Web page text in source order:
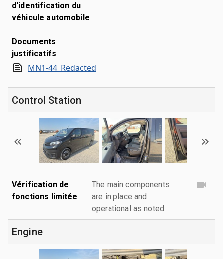
d'identification du
véhicule automobile
Documents
justificatifs
MN1-44_Redacted
Control Station
Vérification de
fonctions limitée
The main components
are in place and
operational as noted.
Engine